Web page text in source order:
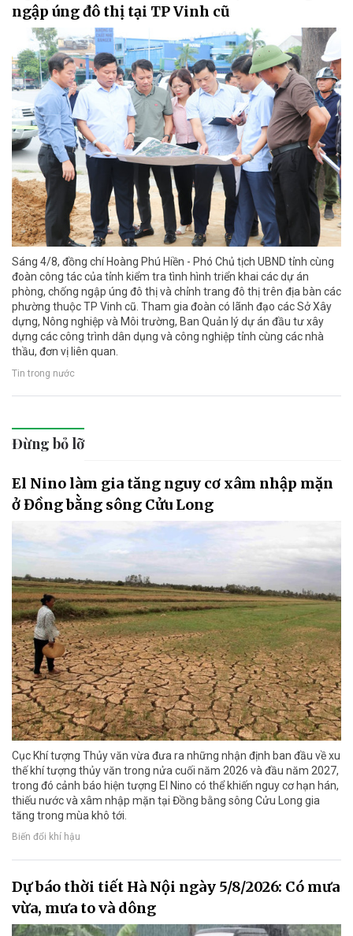
ngập úng đô thị tại TP Vinh cũ
Sáng 4/8, đồng chí Hoàng Phú Hiền - Phó Chủ tịch UBND tỉnh cùng
đoàn công tác của tỉnh kiểm tra tình hình triển khai các dự án
phòng, chống ngập úng đô thị và chỉnh trang đô thị trên địa bàn các
phường thuộc TP Vinh cũ. Tham gia đoàn có lãnh đạo các Sở Xây
dựng, Nông nghiệp và Môi trường, Ban Quản lý dự án đầu tư xây
dựng các công trình dân dụng và công nghiệp tỉnh cùng các nhà
thầu, đơn vị liên quan.
Tin trong nước
Đừng bỏ lỡ
El Nino làm gia tăng nguy cơ xâm nhập mặn
ở Đồng bằng sông Cửu Long
Cục Khí tượng Thủy văn vừa đưa ra những nhận định ban đầu về xu
thế khí tượng thủy văn trong nửa cuối năm 2026 và đầu năm 2027,
trong đó cảnh báo hiện tượng El Nino có thể khiến nguy cơ hạn hán,
thiếu nước và xâm nhập mặn tại Đồng bằng sông Cửu Long gia
tăng trong mùa khô tới.
Biến đổi khí hậu
Dự báo thời tiết Hà Nội ngày 5/8/2026: Có mưa
vừa, mưa to và dông